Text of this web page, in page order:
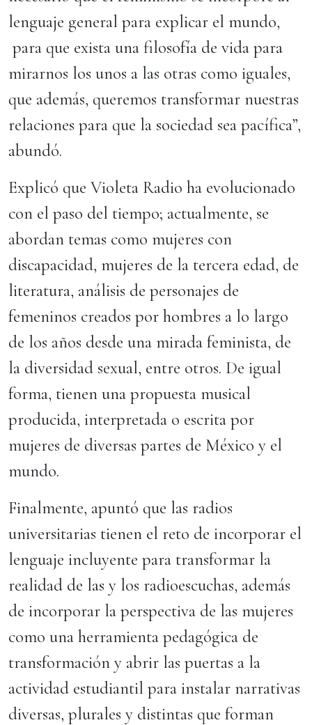
lenguaje general para explicar el mundo,
para que exista una filosofía de vida para
mirarnos los unos a las otras como iguales,
que además, queremos transformar nuestras
relaciones para que la sociedad sea pacífica”,
abundó.
Explicó que Violeta Radio ha evolucionado
con el paso del tiempo; actualmente, se
abordan temas como mujeres con
discapacidad, mujeres de la tercera edad, de
literatura, análisis de personajes de
femeninos creados por hombres a lo largo
de los años desde una mirada feminista, de
la diversidad sexual, entre otros. De igual
forma, tienen una propuesta musical
producida, interpretada o escrita por
mujeres de diversas partes de México y el
mundo.
Finalmente, apuntó que las radios
universitarias tienen el reto de incorporar el
lenguaje incluyente para transformar la
realidad de las y los radioescuchas, además
de incorporar la perspectiva de las mujeres
como una herramienta pedagógica de
transformación y abrir las puertas a la
actividad estudiantil para instalar narrativas
diversas, plurales y distintas que forman